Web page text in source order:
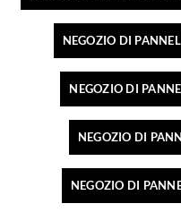
NEGOZIO DI
NEGOZIO DI
NEGOZIO DI
NEGOZIO DI